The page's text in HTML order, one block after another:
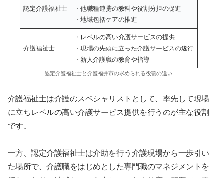
認定介護福祉士
・他職種連携の教科や役割分担の促進
・地域包括ケアの推進
介護福祉士
・レベルの高い介護サービスの提供
・現場の先頭に立った介護サービスの遂行
・新人介護職の教育や指導
認定介護福祉士と介護福井市の求められる役割の違い
介護福祉士は介護のスペシャリストとして、率先して現場
に立ちレベルの高い介護サービス提供を行うのが主な役割
です。
一方、認定介護福祉士は介助を行う介護現場から一歩引い
た場所で、介護職をはじめとした専門職のマネジメントを